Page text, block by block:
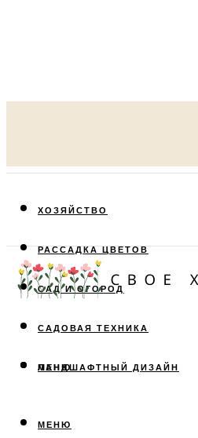
ХОЗЯЙСТВО
РАССАДКА ЦВЕТОВ
САД И ОГОРОД
САДОВАЯ ТЕХНИКА
ЛАНДШАФТНЫЙ ДИЗАЙН
МЕНЮ
МЕНЮ